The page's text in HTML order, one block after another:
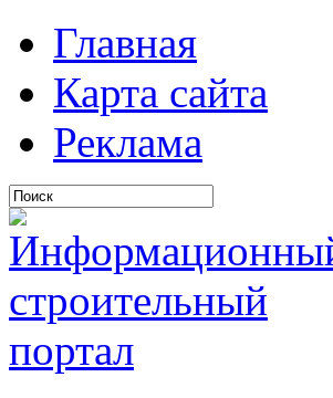
Главная
Карта сайта
Реклама